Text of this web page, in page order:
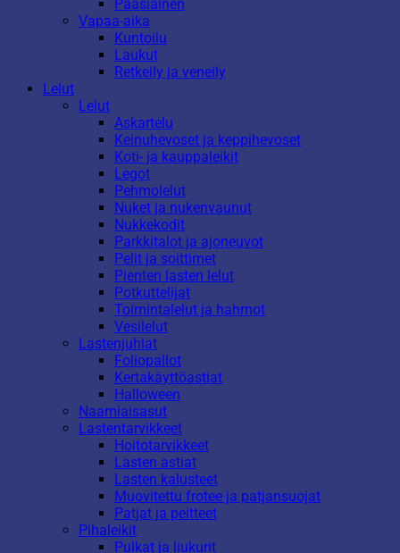
Pääsiäinen
Vapaa-aika
Kuntoilu
Laukut
Retkeily ja veneily
Lelut
Lelut
Askartelu
Keinuhevoset ja keppihevoset
Koti- ja kauppaleikit
Legot
Pehmolelut
Nuket ja nukenvaunut
Nukkekodit
Parkkitalot ja ajoneuvot
Pelit ja soittimet
Pienten lasten lelut
Potkuttelijat
Toimintalelut ja hahmot
Vesilelut
Lastenjuhlat
Foliopallot
Kertakäyttöastiat
Halloween
Naamiaisasut
Lastentarvikkeet
Hoitotarvikkeet
Lasten astiat
Lasten kalusteet
Muovitettu frotee ja patjansuojat
Patjat ja peitteet
Pihaleikit
Pulkat ja liukurit